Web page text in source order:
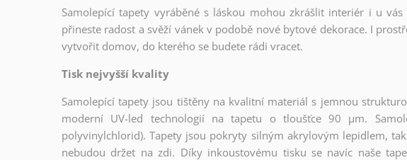
Samolepící tapety vyráběné s láskou mohou zkrášlit interiér i u
přineste radost a svěží vánek v podobě nové bytové dekorace. I
vytvořit domov, do kterého se budete rádi vracet.
Tisk nejvyšší kvality
Samolepící tapety jsou tištěny na kvalitní materiál s jemnou
moderní UV-led technologií na tapetu o tloušťce 90 µm.
polyvinylchlorid). Tapety jsou pokryty silným akrylovým lepidlem,
nebudou držet na zdi. Díky inkoustovému tisku se navíc naše